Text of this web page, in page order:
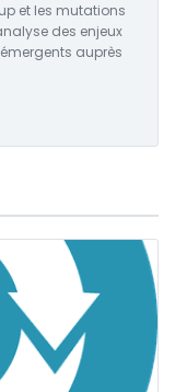
et les mutations
des enjeux
auprès